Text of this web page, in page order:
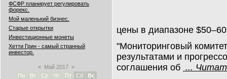
ФСФР планирует регулировать
форекс.
Мой маленький бизнес.
Старые открытки
Инвестиционные монеты
Хетти Грин - самый странный
инвестор.
« Май 2017 »
Пн
Вт Ср Чт Пт Сб
Вс
цены в диапазоне
"Мониторинговый
результатами и
соглашения об ...